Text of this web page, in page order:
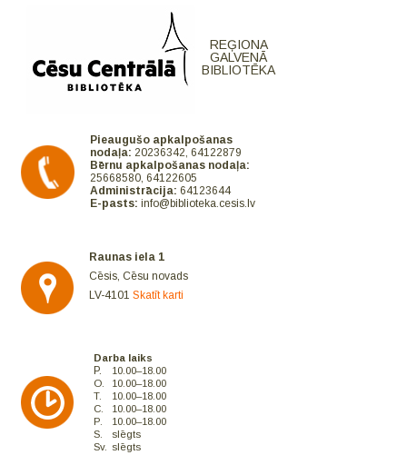
REĢIONA
GALVENĀ
BIBLIOTĒKA
Pieaugušo apkalpošanas
nodaļa: 20236342, 64122879
Bērnu apkalpošanas nodaļa:
25668580, 64122605
Administrācija: 64123644
E-pasts: info@biblioteka.cesis.lv
Raunas iela 1
Cēsis, Cēsu novads
LV-4101Skatīt karti
Darba laiks
P.
10.00–18.00
O.
10.00–18.00
T.
10.00–18.00
C.
10.00–18.00
P.
10.00–18.00
S.
slēgts
Sv.
slēgts